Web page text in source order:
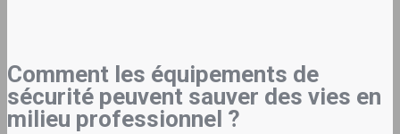
Comment les équipements de
sécurité peuvent sauver des vies en
milieu professionnel ?